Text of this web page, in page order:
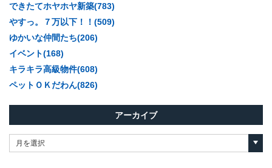
できたてホヤホヤ新築(783)
やすっ。７万以下！！(509)
ゆかいな仲間たち(206)
イベント(168)
キラキラ高級物件(608)
ペットＯＫだわん(826)
アーカイブ
月を選択